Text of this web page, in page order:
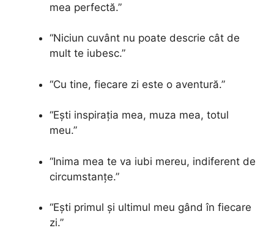
mea perfectă.”
“Niciun cuvânt nu poate descrie cât de
mult te iubesc.”
“Cu tine, fiecare zi este o aventură.”
“Ești inspirația mea, muza mea, totul
meu.”
“Inima mea te va iubi mereu, indiferent de
circumstanțe.”
“Ești primul și ultimul meu gând în fiecare
zi.”